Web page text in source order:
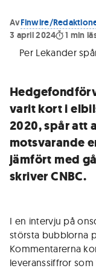
AvFinwire/
3 april 2024
1 min
Per Lekander
varit kort i
2020, spår att
motsvarande
jämfört med
skriver CNBC.
I en intervju på
största bubblorna
Kommentarerna
leveranssiffror